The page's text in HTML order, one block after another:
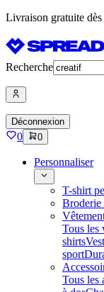
Livraison gratuite
Recherche
Déconnexion
0 0
Personnaliser
T-shirt
Broderie
Tous les
shirts
sport
Tous les